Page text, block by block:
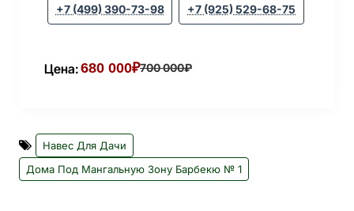
+7 (499) 390-73-98 +7 (925) 529-68-75
Цена:680 000₽700 000₽
Навес Для Дачи
Дома Под Мангальную Зону Барбекю № 1